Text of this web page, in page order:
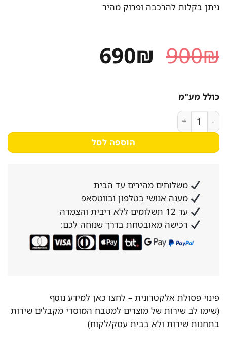
ניתן בקלות להרכבה ופרוק מהיר
900₪ המחיר
690₪ המחיר
כולל מע"מ
כמות של מסך הקרנה ריצפתי על חצובה 213X213 - מבית CAESAR
הוספה לסל
משלוחים מהירים עד הבית
מענה אנושי בטלפון ובווטסאפ
עד 12 תשלומים ללא ריבית והצמדה
רכישה מאובטחת בדרך שנוחה לכם:
פינוי פסולת אלקטרונית –לחצו כאן למידע נוסף
(שימו לב שירות של מוצרים למטבח המוסדי מקבלים שירות
בתחנות שירות ולא בבית עסק/לקוח)